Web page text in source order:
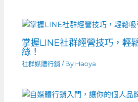
掌握LINE社群經營技巧，輕
絲！
社群媒體行銷 / By Haoya